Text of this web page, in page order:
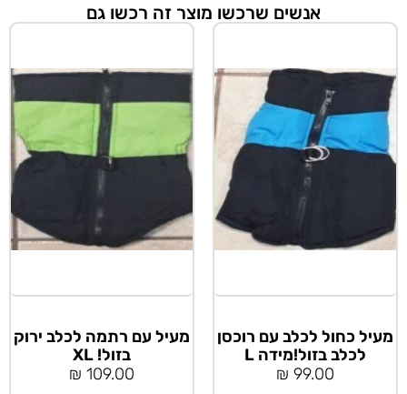
אנשים שרכשו מוצר זה רכשו גם
מעיל כחול לכלב עם רוכסן
לכלב בזול!מידה L
99.00
₪
מעיל עם רתמה לכלב ירוק
בזול! XL
109.00
₪